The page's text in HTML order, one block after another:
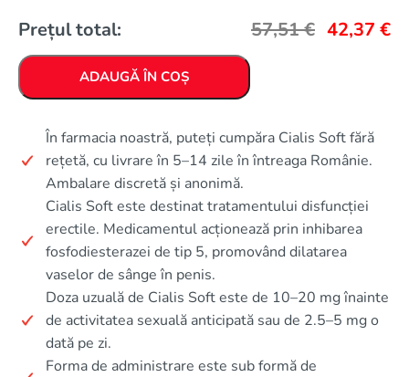
Prețul total: 57,51€ 42,37 €
ADAUGĂ ÎN COȘ
În farmacia noastră, puteți cumpăra Cialis Soft fără
rețetă, cu livrare în 5–14 zile în întreaga Românie.
Ambalare discretă și anonimă.
Cialis Soft este destinat tratamentului disfuncției
erectile. Medicamentul acționează prin inhibarea
fosfodiesterazei de tip 5, promovând dilatarea
vaselor de sânge în penis.
Doza uzuală de Cialis Soft este de 10–20 mg înainte
de activitatea sexuală anticipată sau de 2.5–5 mg o
dată pe zi.
Forma de administrare este sub formă de